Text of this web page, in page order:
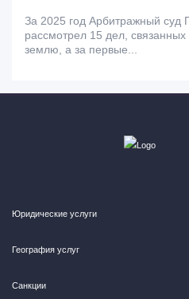
За 2025 год Арбитражный суд
рассмотрел 15 дел,
землю, а за первые...
Юридические услуги
География услуг
Санкции